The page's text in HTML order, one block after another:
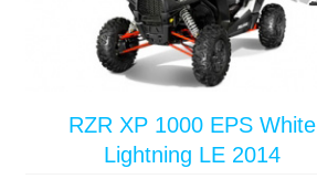
RZR XP 1000 EPS White
Lightning LE 2014